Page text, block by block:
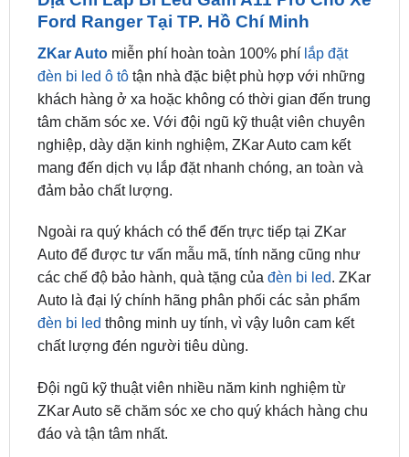
được hỗ trợ bởi đội ngũ kỹ thuật viên tận tâm và giá
ưu đãi mới nhất.
Địa Chỉ Lắp Bi Led Gầm A11 Pro Cho Xe
Ford Ranger Tại TP. Hồ Chí Minh
ZKar Automiễn phí hoàn toàn 100% phílắp đặt
đèn bi led ô tôtận nhà đặc biệt phù hợp với những
khách hàng ở xa hoặc không có thời gian đến trung
tâm chăm sóc xe. Với đội ngũ kỹ thuật viên chuyên
mang đến dịch vụ lắp đặt nhanh chóng, an toàn và
đảm bảo chất lượng.
Ngoài ra quý khách có thể đến trực tiếp tại ZKar
Auto để được tư vấn mẫu mã, tính năng cũng như
các chế độ bảo hành, quà tặng của
đèn bi ledthông minh uy tính, vì vậy luôn cam kết
chất lượng đén người tiêu dùng.